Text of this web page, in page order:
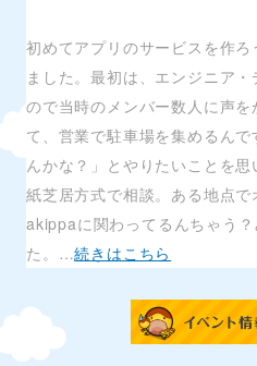
初めてアプリのサービスを作
ました。最初は、エンジニア
ので当時のメンバー数人に声
て、営業で駐車場を集めるん
んかな？」とやりたいことを
紙芝居方式で相談。ある地点
akippaに関わってるんちゃう
た。…続きはこちら